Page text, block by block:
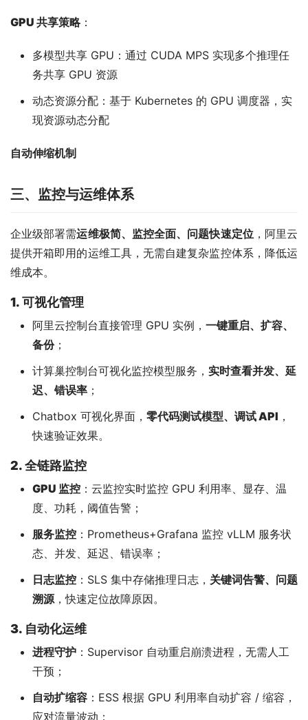
GPU 共享策略：
多模型共享 GPU：通过 CUDA MPS 实现多个推理任
务共享 GPU 资源
动态资源分配：基于 Kubernetes 的 GPU 调度器，实
现资源动态分配
自动伸缩机制
三、 监控与运维体系
企业级部署需运维极简、监控全面、问题快速定位，阿里云
提供开箱即用的运维工具，无需自建复杂监控体系，降低运
维成本。
1. 可视化管理
阿里云控制台直接管理 GPU 实例， 一键重启、扩容、
备份；
计算巢控制台可视化监控模型服务， 实时查看并发、延
迟、错误率 ；
Chatbox 可视化界面， 零代码测试模型、调试 API ，
快速验证效果。
2. 全链路监控
GPU 监控 ：云监控实时监控 GPU 利用率、显存、温
度、功耗，阈值告警；
服务监控 ：Prometheus+Grafana 监控 vLLM 服务状
态、并发、延迟、错误率；
日志监控 ：SLS 集中存储推理日志， 关键词告警、问题
溯源，快速定位故障原因。
3. 自动化运维
进程守护 ：Supervisor 自动重启崩溃进程，无需人工
干预；
自动扩缩容 ：ESS 根据 GPU 利用率自动扩容 / 缩容，
应对流量波动；